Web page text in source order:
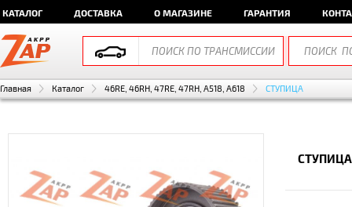
КАТАЛОГ ДОСТАВКА О МАГАЗИНЕ ГАРАНТИЯ
Главная Каталог 46RE, 46RH, 47RE, 47RH, A518, A618 СТУПИЦА
СТУПИЦА